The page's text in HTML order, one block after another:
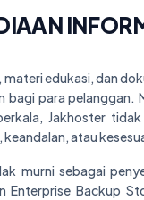
edukasi, dan
bagi para pelanggan.
Jakhoster
atau
murni sebagai
Enterprise Backup